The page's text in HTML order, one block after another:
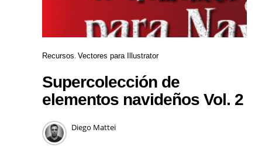
Recursos Vectores para Illustrator
Supercolección de
elementos navideños Vol. 2
Diego Mattei